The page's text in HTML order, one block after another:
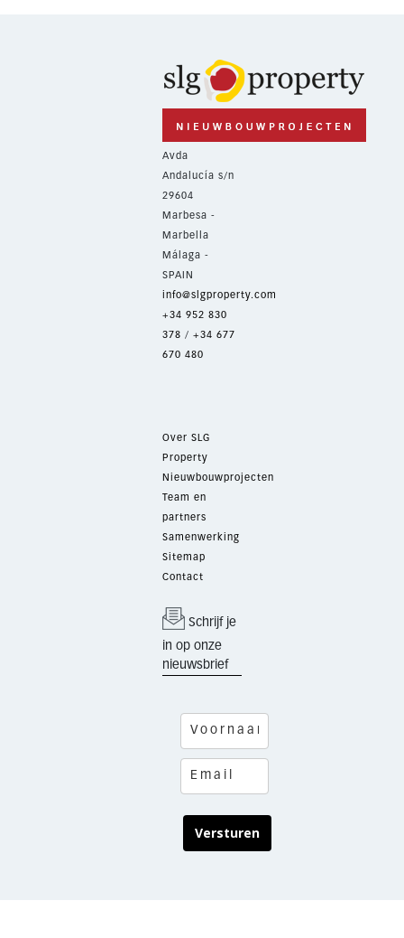
Avda
Andalucía s/n
29604
Marbesa -
Marbella
Málaga -
SPAIN
info@slgproperty.com
+34 952 830
378 / +34 677
670 480
Over SLG
Property
Nieuwbouwprojecten
Team en
partners
Samenwerking
Sitemap
Contact
Schrijf je
in op onze
nieuwsbrief
Versturen